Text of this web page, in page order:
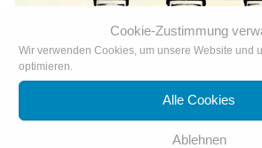
Cookie-Zustimmung
Wir verwenden Cookies, um unsere Website und
optimieren.
Alle Cookies
Ablehnen